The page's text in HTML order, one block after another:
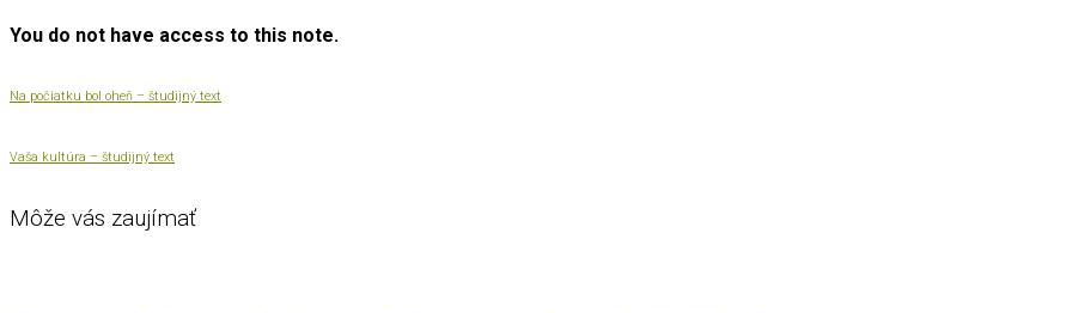
You do not have access to this note.
Na počiatku bol oheň – študijný text
Vaša kultúra – študijný text
Môže vás zaujímať